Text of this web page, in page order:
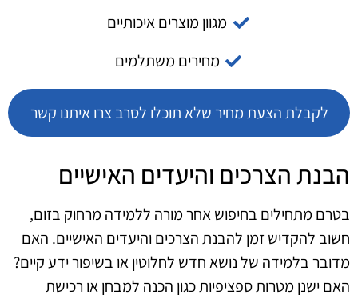
מגוון מוצרים איכותיים
מחירים משתלמים
לקבלת הצעת מחיר שלא תוכלו לסרב צרו איתנו קשר
הבנת הצרכים והיעדים האישיים
בטרם מתחילים בחיפוש אחר מורה ללמידה מרחוק בזום,
חשוב להקדיש זמן להבנת הצרכים והיעדים האישיים. האם
מדובר בלמידה של נושא חדש לחלוטין או בשיפור ידע קיים?
האם ישנן מטרות ספציפיות כגון הכנה למבחן או רכישת